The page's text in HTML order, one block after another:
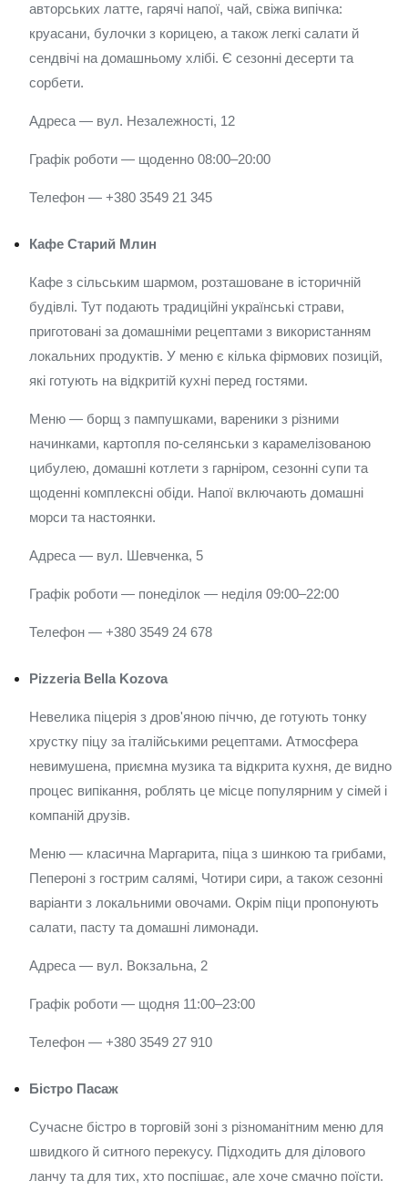
авторських латте, гарячі напої, чай, свіжа випічка:
круасани, булочки з корицею, а також легкі салати й
сендвічі на домашньому хлібі. Є сезонні десерти та
сорбети.
Адреса — вул. Незалежності, 12
Графік роботи — щоденно 08:00–20:00
Телефон — +380 3549 21 345
Кафе Старий Млин
Кафе з сільським шармом, розташоване в історичній
будівлі. Тут подають традиційні українські страви,
приготовані за домашніми рецептами з використанням
локальних продуктів. У меню є кілька фірмових позицій,
які готують на відкритій кухні перед гостями.
Меню — борщ з пампушками, вареники з різними
начинками, картопля по-селянськи з карамелізованою
цибулею, домашні котлети з гарніром, сезонні супи та
щоденні комплексні обіди. Напої включають домашні
морси та настоянки.
Адреса — вул. Шевченка, 5
Графік роботи — понеділок — неділя 09:00–22:00
Телефон — +380 3549 24 678
Pizzeria Bella Kozova
Невелика піцерія з дров'яною піччю, де готують тонку
хрустку піцу за італійськими рецептами. Атмосфера
невимушена, приємна музика та відкрита кухня, де видно
процес випікання, роблять це місце популярним у сімей і
компаній друзів.
Меню — класична Маргарита, піца з шинкою та грибами,
Пепероні з гострим салямі, Чотири сири, а також сезонні
варіанти з локальними овочами. Окрім піци пропонують
салати, пасту та домашні лимонади.
Адреса — вул. Вокзальна, 2
Графік роботи — щодня 11:00–23:00
Телефон — +380 3549 27 910
Бістро Пасаж
Сучасне бістро в торговій зоні з різноманітним меню для
швидкого й ситного перекусу. Підходить для ділового
ланчу та для тих, хто поспішає, але хоче смачно поїсти.